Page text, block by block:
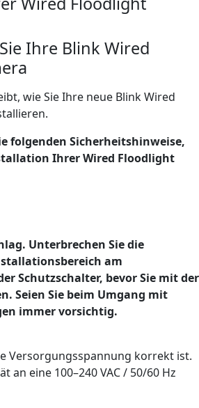
Ihre Blink Wired
wie Sie Ihre neue Blink Wired
folgenden Sicherheitshinweise,
Ihrer Wired Floodlight
Unterbrechen Sie die
am
Schutzschalter, bevor Sie mit der
Seien Sie beim Umgang mit
immer vorsichtig.
Versorgungsspannung korrekt ist.
an eine 100–240 VAC / 50/60 Hz